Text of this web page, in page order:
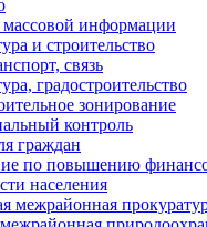
массовой информации
и строительство
связь
градостроительство
зонирование
контроль
граждан
по повышению
населения
межрайонная